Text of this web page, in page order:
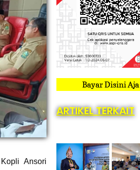
Ansori
Bayar Disini Aja
ARTIKEL TERKAIT